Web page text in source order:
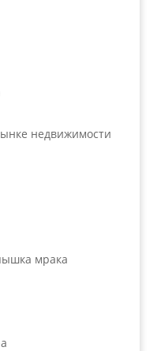
недвижимости
мрака